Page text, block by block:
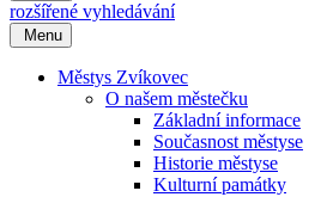
rozšířené vyhledávání
Menu
Městys Zvíkovec
O našem městečku
Základní informace
Současnost městyse
Historie městyse
Kulturní památky